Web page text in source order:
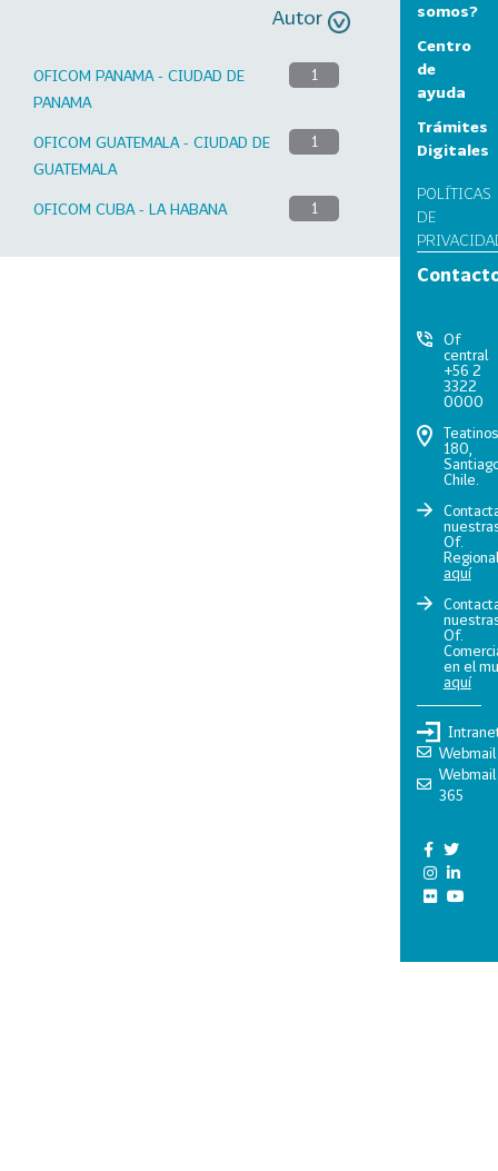
Autor
OFICOM PANAMA - CIUDAD DE
PANAMA
1
OFICOM GUATEMALA - CIUDAD DE
GUATEMALA
1
OFICOM CUBA - LA HABANA 1
somos?
Centro
de
ayuda
Trámites
Digitales
POLÍTICAS
DE
Of
central
+56 2
3322
0000
Teatinos
180,
Chile.
Of.
aquí
Of.
en el
aquí
Webmail
Webmail
365